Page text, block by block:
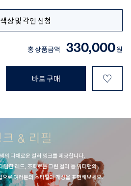
색상 및 각인 신청
총 상품금액 330,000원
바로 구매 ♡